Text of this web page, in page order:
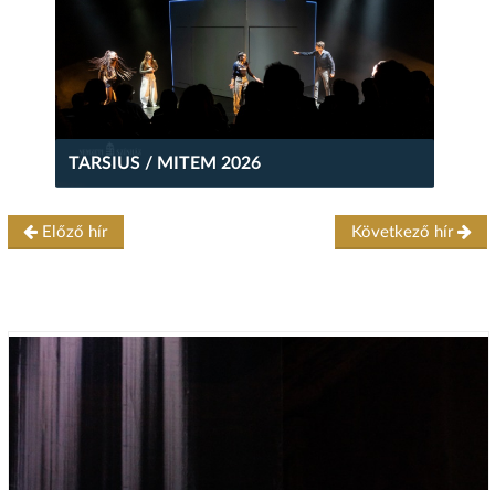
TARSIUS / MITEM 2026
Előző hír Következő hír